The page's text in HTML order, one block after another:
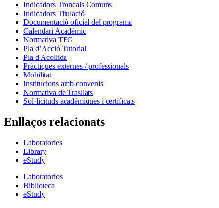
Indicadors Troncals Comuns
Indicadors Titulació
Documentació oficial del programa
Calendari Acadèmic
Normativa TFG
Pla d’Acció Tutorial
Pla d'Acollida
Pràctiques externes / professionals
Mobilitat
Institucions amb convenis
Normativa de Trasllats
Sol·licituds acadèmiques i certificats
Enllaços relacionats
Laboratories
Library
eStudy
Laboratorios
Biblioteca
eStudy